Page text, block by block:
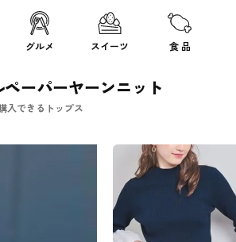
グルメ スイーツ 食 品
ペーパーヤーンニット
入できるトップス